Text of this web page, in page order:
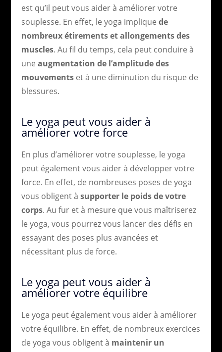
est qu’il peut vous aider à améliorer votre
souplesse. En effet, le yoga implique de
nombreux étirements et allongements des
muscles. Au fil du temps, cela peut conduire à
une augmentation de l’amplitude des
mouvementset à une diminution du risque de
blessures.
Le yoga peut vous aider à
améliorer votre force
En plus d’améliorer votre souplesse, le yoga
peut également vous aider à développer votre
force. En effet, de nombreuses poses de yoga
vous obligent à supporter le poids de votre
corps. Au fur et à mesure que vous maîtriserez
le yoga, vous pourrez vous lancer des défis en
essayant des poses plus avancées et
nécessitant plus de force.
Le yoga peut vous aider à
améliorer votre équilibre
Le yoga peut également vous aider à améliorer
votre équilibre. En effet, de nombreux exercices
de yoga vous obligent à maintenir un